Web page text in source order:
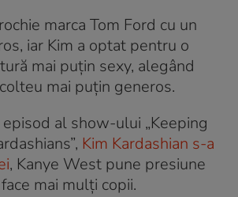
marca Tom Ford cu un
iar Kim a optat pentru o
mai puțin sexy, alegând
mai puțin generos.
al show-ului „Keeping
Kim Kardashian s-a
, Kanye West pune presiune
mai mulți copii.